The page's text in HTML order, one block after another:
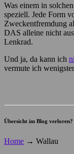
Was einem in
speziell. Jede Form
Zweckentfremdung
DAS alleine nicht
Lenkrad.
Und ja, da kann ich
vermute ich
Übersicht im Blog
Home → Wallau